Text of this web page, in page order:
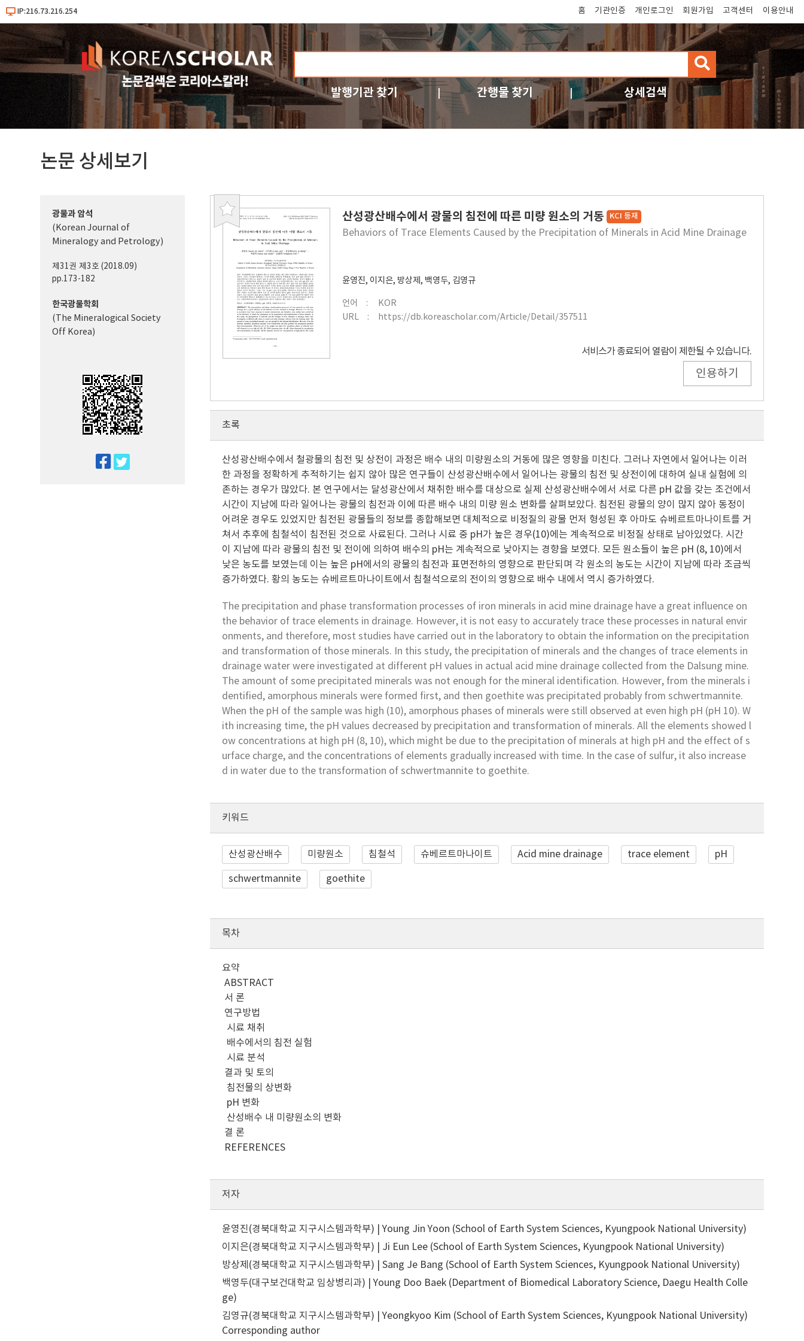
IP:216.73.216.254 홈 기관인증 개인로그인 회원가입 고객센터 이용안내
검
색
발행기관 찾기 간행물 찾기 상세검색
논문 상세보기
북
크
산성광산배수에서 광물의 침전에 따른 미량 원소의 거동 KCI 등재
Behaviors of Trace Elements Caused by the Precipitation of Minerals in Acid Mine Drainage
윤영진, 이지은, 방상제, 백영두, 김영규
언어
KOR
URL
https://db.koreascholar.com/Article/Detail/357511
서비스가 종료되어 열람이 제한될 수 있습니다.
인용하기
광물과 암석
(Korean Journal of
Mineralogy and Petrology)
제31권 제3호 (2018.09)
pp.173-182
한국광물학회
(The Mineralogical Society
Off Korea)
초록
산성광산배수에서 철광물의 침전 및 상전이 과정은 배수 내의 미량원소의 거동에 많은 영향을 미친다. 그러나 자연에서 일어나는 이러
한 과정을 정확하게 추적하기는 쉽지 않아 많은 연구들이 산성광산배수에서 일어나는 광물의 침전 및 상전이에 대하여 실내 실험에 의
존하는 경우가 많았다. 본 연구에서는 달성광산에서 채취한 배수를 대상으로 실제 산성광산배수에서 서로 다른 pH 값을 갖는 조건에서
시간이 지남에 따라 일어나는 광물의 침전과 이에 따른 배수 내의 미량 원소 변화를 살펴보았다. 침전된 광물의 양이 많지 않아 동정이
어려운 경우도 있었지만 침전된 광물들의 정보를 종합해보면 대체적으로 비정질의 광물 먼저 형성된 후 아마도 슈베르트마나이트를 거
쳐서 추후에 침철석이 침전된 것으로 사료된다. 그러나 시료 중 pH가 높은 경우(10)에는 계속적으로 비정질 상태로 남아있었다. 시간
이 지남에 따라 광물의 침전 및 전이에 의하여 배수의 pH는 계속적으로 낮아지는 경향을 보였다. 모든 원소들이 높은 pH (8, 10)에서
낮은 농도를 보였는데 이는 높은 pH에서의 광물의 침전과 표면전하의 영향으로 판단되며 각 원소의 농도는 시간이 지남에 따라 조금씩
증가하였다. 황의 농도는 슈베르트마나이트에서 침철석으로의 전이의 영향으로 배수 내에서 역시 증가하였다.
The precipitation and phase transformation processes of iron minerals in acid mine drainage have a great influence on
the behavior of trace elements in drainage. However, it is not easy to accurately trace these processes in natural envir
onments, and therefore, most studies have carried out in the laboratory to obtain the information on the precipitation
and transformation of those minerals. In this study, the precipitation of minerals and the changes of trace elements in
drainage water were investigated at different pH values in actual acid mine drainage collected from the Dalsung mine.
The amount of some precipitated minerals was not enough for the mineral identification. However, from the minerals i
dentified, amorphous minerals were formed first, and then goethite was precipitated probably from schwertmannite.
When the pH of the sample was high (10), amorphous phases of minerals were still observed at even high pH (pH 10). W
ith increasing time, the pH values decreased by precipitation and transformation of minerals. All the elements showed l
ow concentrations at high pH (8, 10), which might be due to the precipitation of minerals at high pH and the effect of s
urface charge, and the concentrations of elements gradually increased with time. In the case of sulfur, it also increase
d in water due to the transformation of schwertmannite to goethite.
키워드
산성광산배수 미량원소 침철석 슈베르트마나이트 Acid mine drainage trace element pH
schwertmannite goethite
목차
요약
ABSTRACT
서 론
연구방법
시료 채취
배수에서의 침전 실험
시료 분석
결과 및 토의
침전물의 상변화
pH 변화
산성배수 내 미량원소의 변화
결 론
REFERENCES
저자
윤영진(경북대학교 지구시스템과학부) | Young Jin Yoon (School of Earth System Sciences, Kyungpook National University)
이지은(경북대학교 지구시스템과학부) | Ji Eun Lee (School of Earth System Sciences, Kyungpook National University)
방상제(경북대학교 지구시스템과학부) | Sang Je Bang (School of Earth System Sciences, Kyungpook National University)
백영두(대구보건대학교 임상병리과) | Young Doo Baek (Department of Biomedical Laboratory Science, Daegu Health Colle
ge)
김영규(경북대학교 지구시스템과학부) | Yeongkyoo Kim (School of Earth System Sciences, Kyungpook National University)
Corresponding author